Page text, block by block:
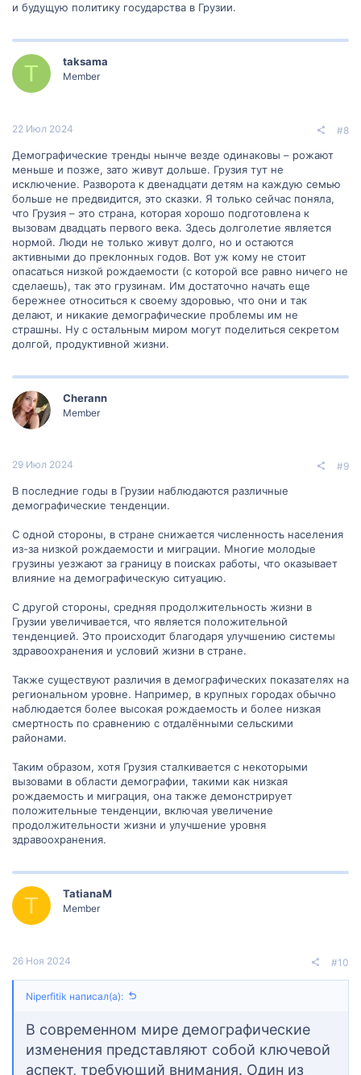
и будущую политику государства в Грузии.
T taksama
Member
22 Июл 2024 #8
Демографические тренды нынче везде одинаковы – рожают
меньше и позже, зато живут дольше. Грузия тут не
исключение. Разворота к двенадцати детям на каждую семью
больше не предвидится, это сказки. Я только сейчас поняла,
что Грузия – это страна, которая хорошо подготовлена к
вызовам двадцать первого века. Здесь долголетие является
нормой. Люди не только живут долго, но и остаются
активными до преклонных годов. Вот уж кому не стоит
опасаться низкой рождаемости (с которой все равно ничего не
сделаешь), так это грузинам. Им достаточно начать еще
бережнее относиться к своему здоровью, что они и так
делают, и никакие демографические проблемы им не
страшны. Ну с остальным миром могут поделиться секретом
долгой, продуктивной жизни.
Cherann
Member
29 Июл 2024 #9
В последние годы в Грузии наблюдаются различные
демографические тенденции.
С одной стороны, в стране снижается численность населения
из-за низкой рождаемости и миграции. Многие молодые
грузины уезжают за границу в поисках работы, что оказывает
влияние на демографическую ситуацию.
С другой стороны, средняя продолжительность жизни в
Грузии увеличивается, что является положительной
тенденцией. Это происходит благодаря улучшению системы
здравоохранения и условий жизни в стране.
Также существуют различия в демографических показателях на
региональном уровне. Например, в крупных городах обычно
наблюдается более высокая рождаемость и более низкая
смертность по сравнению с отдалёнными сельскими
районами.
Таким образом, хотя Грузия сталкивается с некоторыми
вызовами в области демографии, такими как низкая
рождаемость и миграция, она также демонстрирует
положительные тенденции, включая увеличение
продолжительности жизни и улучшение уровня
здравоохранения.
T TatianaM
Member
26 Ноя 2024 #10
Niperfitik написал(а):
В современном мире демографические
изменения представляют собой ключевой
аспект, требующий внимания. Один из